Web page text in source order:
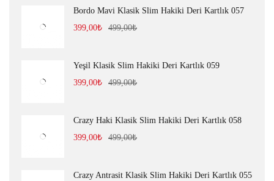
Bordo Mavi Klasik Slim Hakiki Deri Kartlık 057
499,00₺
399,00₺
Yeşil Klasik Slim Hakiki Deri Kartlık 059
499,00₺
399,00₺
Crazy Haki Klasik Slim Hakiki Deri Kartlık 058
499,00₺
399,00₺
Crazy Antrasit Klasik Slim Hakiki Deri Kartlık 055